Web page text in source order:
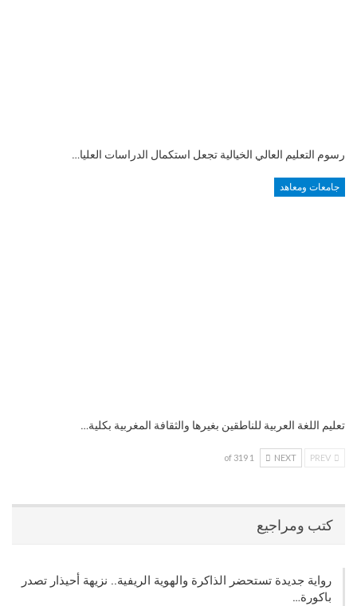
رسوم التعليم العالي الخيالية تجعل استكمال الدراسات العليا…
جامعات ومعاهد
تعليم اللغة العربية للناطقين بغيرها والثقافة المغربية بكلية…
NEXT
1 of 319
كتب ومراجيع
رواية جديدة تستحضر الذاكرة والهوية الريفية.. نزيهة أحيذار تصدر
باكورة…